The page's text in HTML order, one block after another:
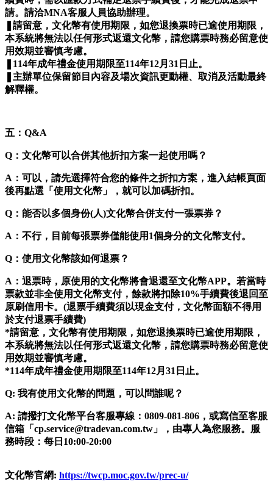
請。請洽MNA客服人員協助辦理。
❚請留意，文化幣有使用期限，如您退換票時已逾使用期限，
本系統將無法以任何形式返還文化幣，請您購票時務必留意使
用效期並審慎考慮。
❚114年成年禮金使用期限至114年12月31日止。
❚主辦單位保留節目內容及場次資訊更動權、取消及活動最終
解釋權。
五：Q&A
Q：文化幣可以合併其他折扣方案一起使用嗎？
A：可以，請先選擇符合您的條件之折扣方案，進入結帳頁面
後再點選「使用文化幣」，就可以加碼折扣。
Q：能否以多個身份(人)文化幣合併支付一張票券？
A：不行，目前每張票券僅能使用1個身分的文化幣支付。
Q：使用文化幣該如何退票？
A：退票時，原使用的文化幣將會退還至文化幣APP。若當時
票款並非全使用文化幣支付，餘款將扣除10%手續費後退回至
原刷信用卡。(退票手續費須以現金支付，文化幣面額不得用
於支付退票手續費)
*請留意，文化幣有使用期限，如您退換票時已逾使用期限，
本系統將無法以任何形式返還文化幣，請您購票時務必留意使
用效期並審慎考慮。
*114年成年禮金使用期限至114年12月31日止。
Q: 我有使用文化幣的問題，可以問誰呢？
A: 請撥打文化幣平台客服專線：0809-081-806，或寫信至客服
信箱「cp.service@tradevan.com.tw」，由專人為您服務。服
務時段：每日10:00-20:00
文化幣官網: https://twcp.moc.gov.tw/prec-u/